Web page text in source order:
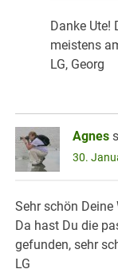
Danke Ute!
meistens
LG, Georg
Agnes
30.
Sehr schön
Da hast Du die
gefunden, sehr
LG